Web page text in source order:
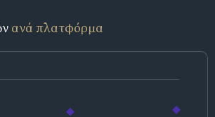
ανά πλατφόρμα